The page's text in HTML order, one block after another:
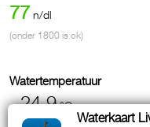
77 n/dl
(onder 1800 is ok)
Watertemperatuur
~24.9 °C
Waterkaart